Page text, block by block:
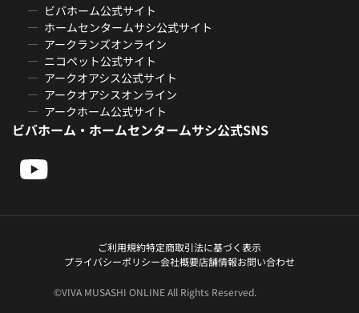
ビバホーム公式サイト
ホームセンタームサシ公式サイト
アークランズオンライン
ニコペット公式サイト
アークオアシス公式サイト
アークオアシスオンライン
アークホーム公式サイト
ビバホーム・ホームセンタームサシ公式SNS
ご利用規約特定商取引法に基づく表示
プライバシーポリシー会社概要店舗情報お問い合わせ
©VIVA MUSASHI ONLINE All Rights Reserved.